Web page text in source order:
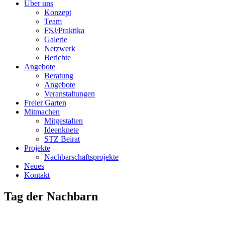
Über uns
Konzept
Team
FSJ/Praktika
Galerie
Netzwerk
Berichte
Angebote
Beratung
Angebote
Veranstaltungen
Freier Garten
Mitmachen
Mitgestalten
Ideenknete
STZ Beirat
Projekte
Nachbarschaftsprojekte
Neues
Kontakt
Tag der Nachbarn